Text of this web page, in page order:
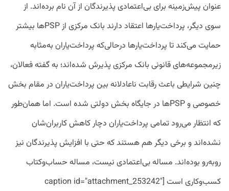
عنوان پیش‌زمینه برای بی‌اعتمادی پذیرندگان از آن نام برده‌اند. از
سوی دیگر، پرداخت‌یارها اعتقاد دارند بانک مرکزی از PSPها بیشتر
حمایت می‌کند تا پرداخت‌یارها درحالی‌که پرداخت‌یاران به‌مثابه
زیرمجموعه‌های قانونی بانک مرکزی پذیرش شده‌اند؛ به گفته فعالان،
چنین شرایطی باعث رقابت ناعادلانه بین پرداخت‌یاران در مقام بخش
خصوصی و PSPها در جایگاه بخش دولتی شده است. اما همان‌طور
که انتظار می‌رود تمامی پرداخت‌یاران دچار کاهش کاربران‌شان
نشده‌اند و برخی دیگر هم هستند که حتی با افزایش پذیرندگان نیز
روبه‌رو بوده‌اند. مساله بی‌اعتمادی نیست، مساله حساب‌وکتاب
کسب‌وکاری است [caption id="attachment_253242"